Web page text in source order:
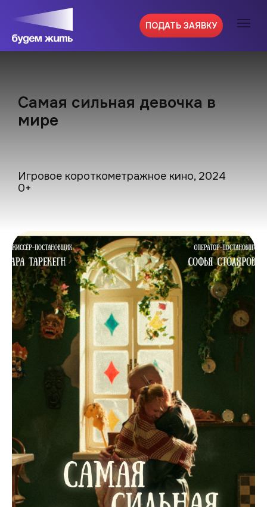
ПОДАТЬ ЗАЯВКУ
Самая сильная девочка в
мире
Игровое короткометражное кино, 2024
0+